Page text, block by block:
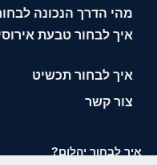
מהי הדרך הנכונה
איך לבחור טבעת
איך לבחור תכשיט
צור קשר
איך לבחור יהלום?